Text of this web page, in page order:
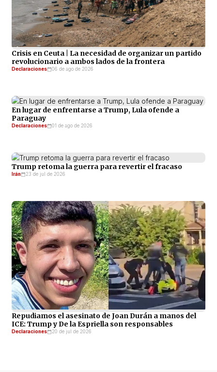
Crisis en Ceuta | La necesidad de organizar un partido
revolucionario a ambos lados de la frontera
Declaraciones 06 de ago de 2026
En lugar de enfrentarse a Trump, Lula ofende a
Paraguay
Declaraciones 01 de ago de 2026
Trump retoma la guerra para revertir el fracaso
Irán 23 de jul de 2026
Repudiamos el asesinato de Joan Durán a manos del
ICE: Trump y De la Espriella son responsables
Declaraciones 20 de jul de 2026